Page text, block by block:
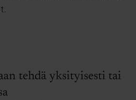
tehdä yksityisesti tai